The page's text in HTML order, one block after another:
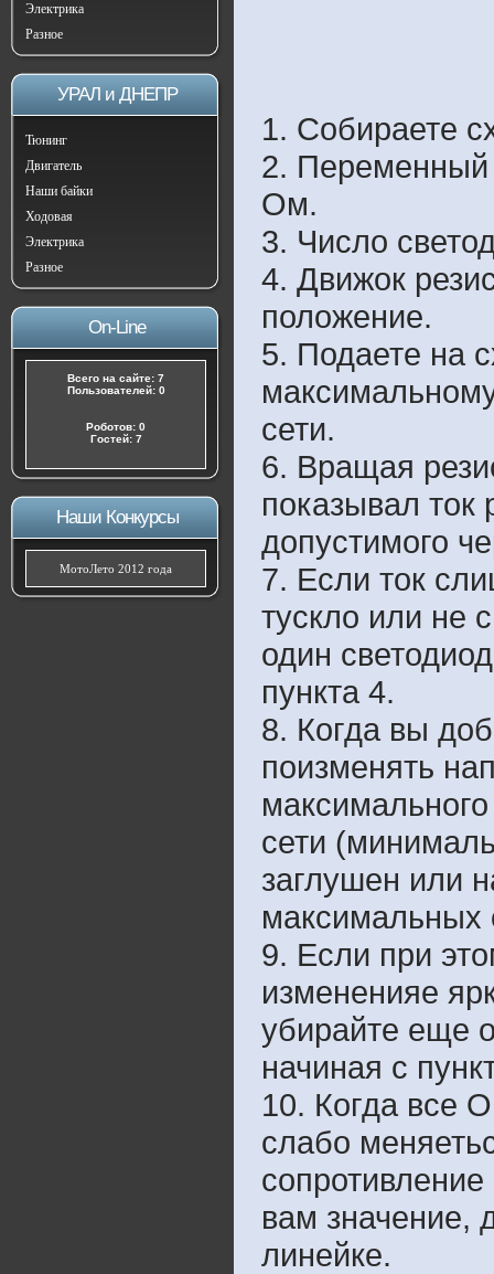
Электрика
Разное
УРАЛ и ДНЕПР
Тюнинг
Двигатель
Наши байки
Ходовая
Электрика
Разное
On-Line
Всего на сайте: 7
Пользователей: 0
Роботов: 0
Гостей: 7
Наши Конкурсы
МотоЛето 2012 года
1. Собираете
2. Переменный
Ом.
3. Число
4. Движок
положение.
5. Подаете на
сети.
6. Вращая
показывал
допустимого
7. Если ток
тускло или не
один
пункта 4.
8. Когда вы
поизменять
сети
заглушен или
максимальных
9. Если при
измененияе
убирайте еще
начиная с
10. Когда все
слабо
вам значение,
линейке.